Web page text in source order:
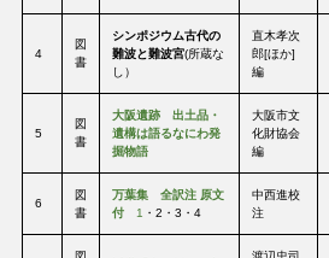
4
図
書
シンポジウム古代の
難波と難波宮(所蔵な
し）
直木孝次
郎[ほか]
編
5
図
書
大阪遺跡 出土品・
遺構は語るなにわ発
掘物語
大阪市文
化財協会
編
6
図
書
万葉集 全訳注 原文
付 1 ・2・3・4
中西進校
注